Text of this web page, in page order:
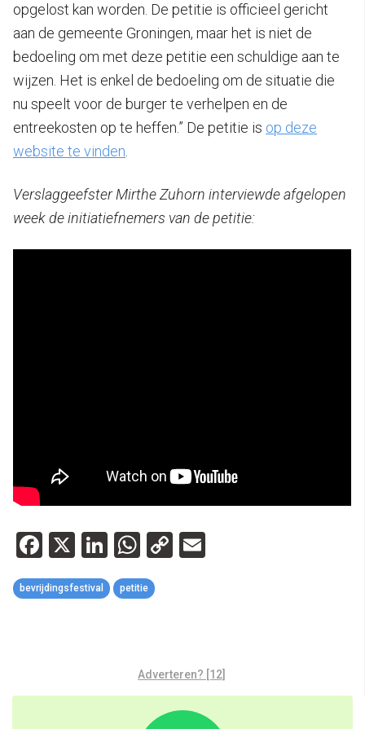
opgelost kan worden. De petitie is officieel gericht
aan de gemeente Groningen, maar het is niet de
bedoeling om met deze petitie een schuldige aan te
wijzen. Het is enkel de bedoeling om de situatie die
nu speelt voor de burger te verhelpen en de
entreekosten op te heffen.” De petitie is op deze
website te vinden.
Verslaggeefster Mirthe Zuhorn interviewde afgelopen
week de initiatiefnemers van de petitie:
Facebook
X LinkedIn
WhatsApp
Copy
bevrijdingsfestival petitie
Adverteren? [12]